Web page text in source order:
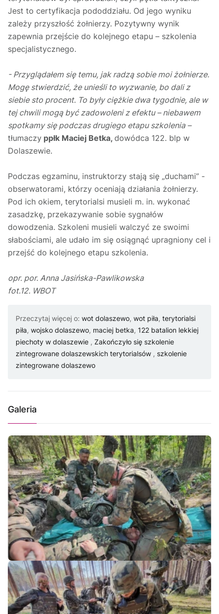
Jest to certyfikacja pododdziału. Od jego wyniku
zależy przyszłość żołnierzy. Pozytywny wynik
zapewnia przejście do kolejnego etapu – szkolenia
specjalistycznego.
- Przyglądałem się temu, jak radzą sobie moi żołnierze.
Mogę stwierdzić, że unieśli to wyzwanie, bo dali z
siebie sto procent. To były ciężkie dwa tygodnie, ale w
tej chwili mogą być zadowoleni z efektu – niebawem
spotkamy się podczas drugiego etapu szkolenia –
tłumaczy ppłk Maciej Betka, dowódca 122. blp w
Dolaszewie.
Podczas egzaminu, instruktorzy stają się „duchami” -
obserwatorami, którzy oceniają działania żołnierzy.
Pod ich okiem, terytorialsi musieli m. in. wykonać
zasadzkę, przekazywanie sobie sygnałów
dowodzenia. Szkoleni musieli walczyć ze swoimi
słabościami, ale udało im się osiągnąć upragniony cel i
przejść do kolejnego etapu szkolenia.
opr. por. Anna Jasińska-Pawlikowska
fot.12. WBOT
Przeczytaj więcej o: wot dolaszewo, wot piła, terytorialsi
piła, wojsko dolaszewo, maciej betka, 122 batalion lekkiej
piechoty w dolaszewie , Zakończyło się szkolenie
zintegrowane dolaszewskich terytorialsów , szkolenie
zintegrowane dolaszewo
Galeria